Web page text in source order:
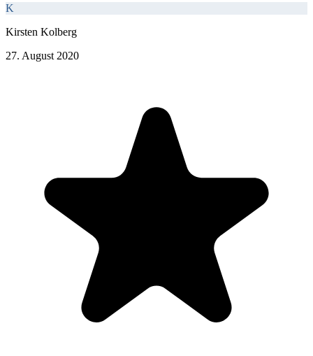
K
Kirsten Kolberg
27. August 2020